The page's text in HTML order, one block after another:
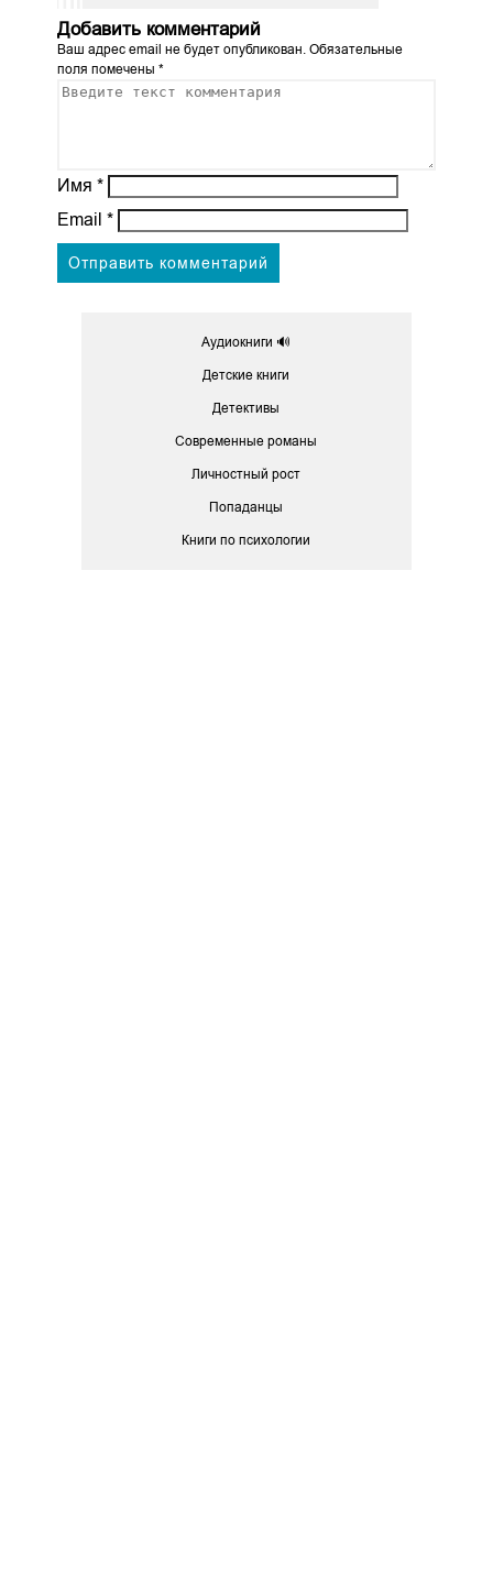
Добавить комментарий
Ваш адрес email не будет опубликован.Обязательные
поля помечены *
Имя *
Email *
Аудиокниги 🔊
Детские книги
Детективы
Современные романы
Личностный рост
Попаданцы
Книги по психологии